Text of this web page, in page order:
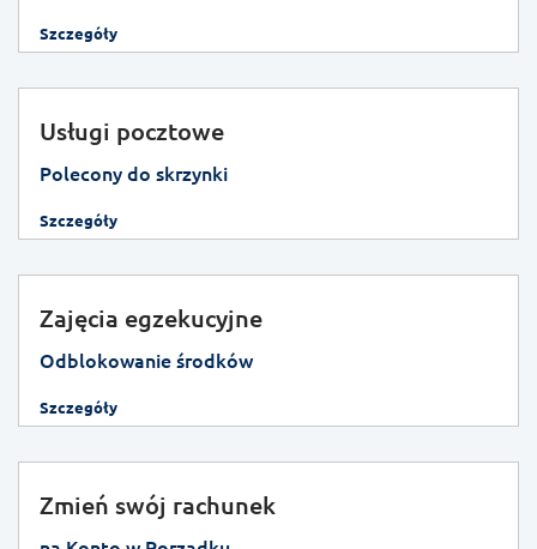
Szczegóły
Usługi pocztowe
Polecony do skrzynki
Szczegóły
Zajęcia egzekucyjne
Odblokowanie środków
Szczegóły
Zmień swój rachunek